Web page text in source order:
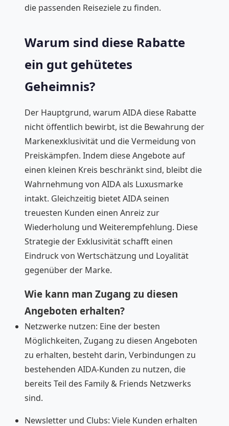
die passenden Reiseziele zu finden.
Warum sind diese Rabatte
ein gut gehütetes
Geheimnis?
Der Hauptgrund, warum AIDA diese Rabatte
nicht öffentlich bewirbt, ist die Bewahrung der
Markenexklusivität und die Vermeidung von
Preiskämpfen. Indem diese Angebote auf
einen kleinen Kreis beschränkt sind, bleibt die
Wahrnehmung von AIDA als Luxusmarke
intakt. Gleichzeitig bietet AIDA seinen
treuesten Kunden einen Anreiz zur
Wiederholung und Weiterempfehlung. Diese
Strategie der Exklusivität schafft einen
Eindruck von Wertschätzung und Loyalität
gegenüber der Marke.
Wie kann man Zugang zu diesen
Angeboten erhalten?
Netzwerke nutzen: Eine der besten
Möglichkeiten, Zugang zu diesen Angeboten
zu erhalten, besteht darin, Verbindungen zu
bestehenden AIDA-Kunden zu nutzen, die
bereits Teil des Family & Friends Netzwerks
sind.
Newsletter und Clubs: Viele Kunden erhalten